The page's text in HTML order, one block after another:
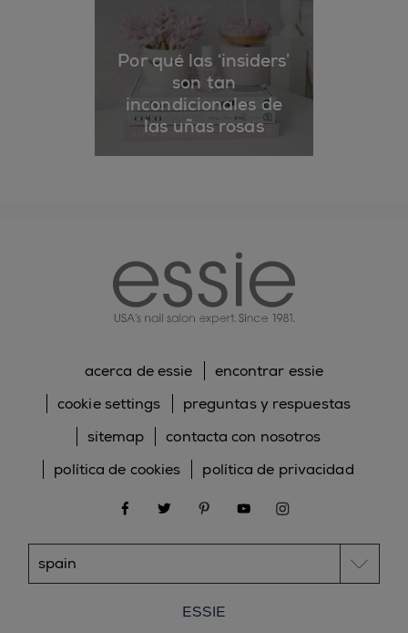
Por qué las ‘insiders’
son tan
incondicionales de
las uñas rosas
acerca de essie
encontrar essie
cookie settings
preguntas y respuestas
sitemap
contacta con nosotros
política de cookies
política de privacidad
facebooktwitter pinterestyoutubeinstagram
ESSIE